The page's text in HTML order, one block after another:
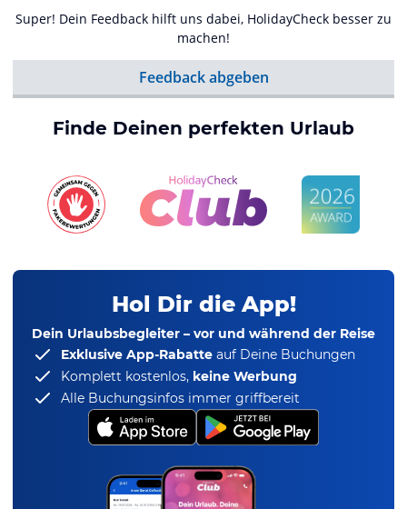
Super! Dein Feedback hilft uns dabei, HolidayCheck besser zu
machen!
Feedback abgeben
Finde Deinen perfekten Urlaub
Hol Dir die App!
Dein Urlaubsbegleiter – vor und während der Reise
Exklusive App-Rabatte auf Deine Buchungen
Komplett kostenlos, keine Werbung
Alle Buchungsinfos immer griffbereit